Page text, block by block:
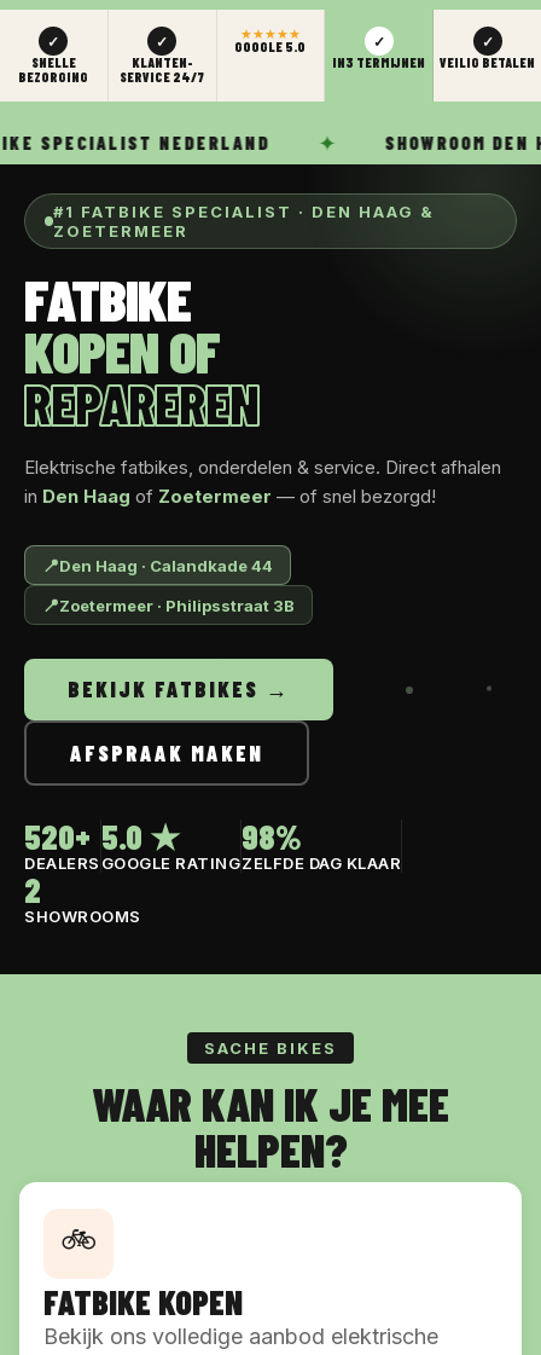
FATBIKES KOPEN - SACHE
✓
SNELLE
BEZORGING
✓
KLANTEN­
SERVICE 24/7
★★★★★
GOOGLE 5.0 ✓
IN3 TERMIJNEN
✓
VEILIG BETALEN
SPECIALIST NEDERLAND ✦ SHOWROOM DEN
#1 FATBIKE SPECIALIST · DEN HAAG &
ZOETERMEER
FATBIKE
KOPEN OF
REPAREREN
Elektrische fatbikes, onderdelen & service. Direct afhalen
in Den Haag of Zoetermeer — of snel bezorgd!
📍Den Haag · Calandkade 44
📍Zoetermeer · Philipsstraat 3B
BEKIJK FATBIKES →
AFSPRAAK MAKEN
520+
DEALERS
5.0 ★
GOOGLE RATING
98%
ZELFDE DAG KLAAR
2
SHOWROOMS
SACHE BIKES
WAAR KAN IK JE MEE
HELPEN?
🚲
FATBIKE KOPEN
Bekijk ons volledige aanbod elektrische